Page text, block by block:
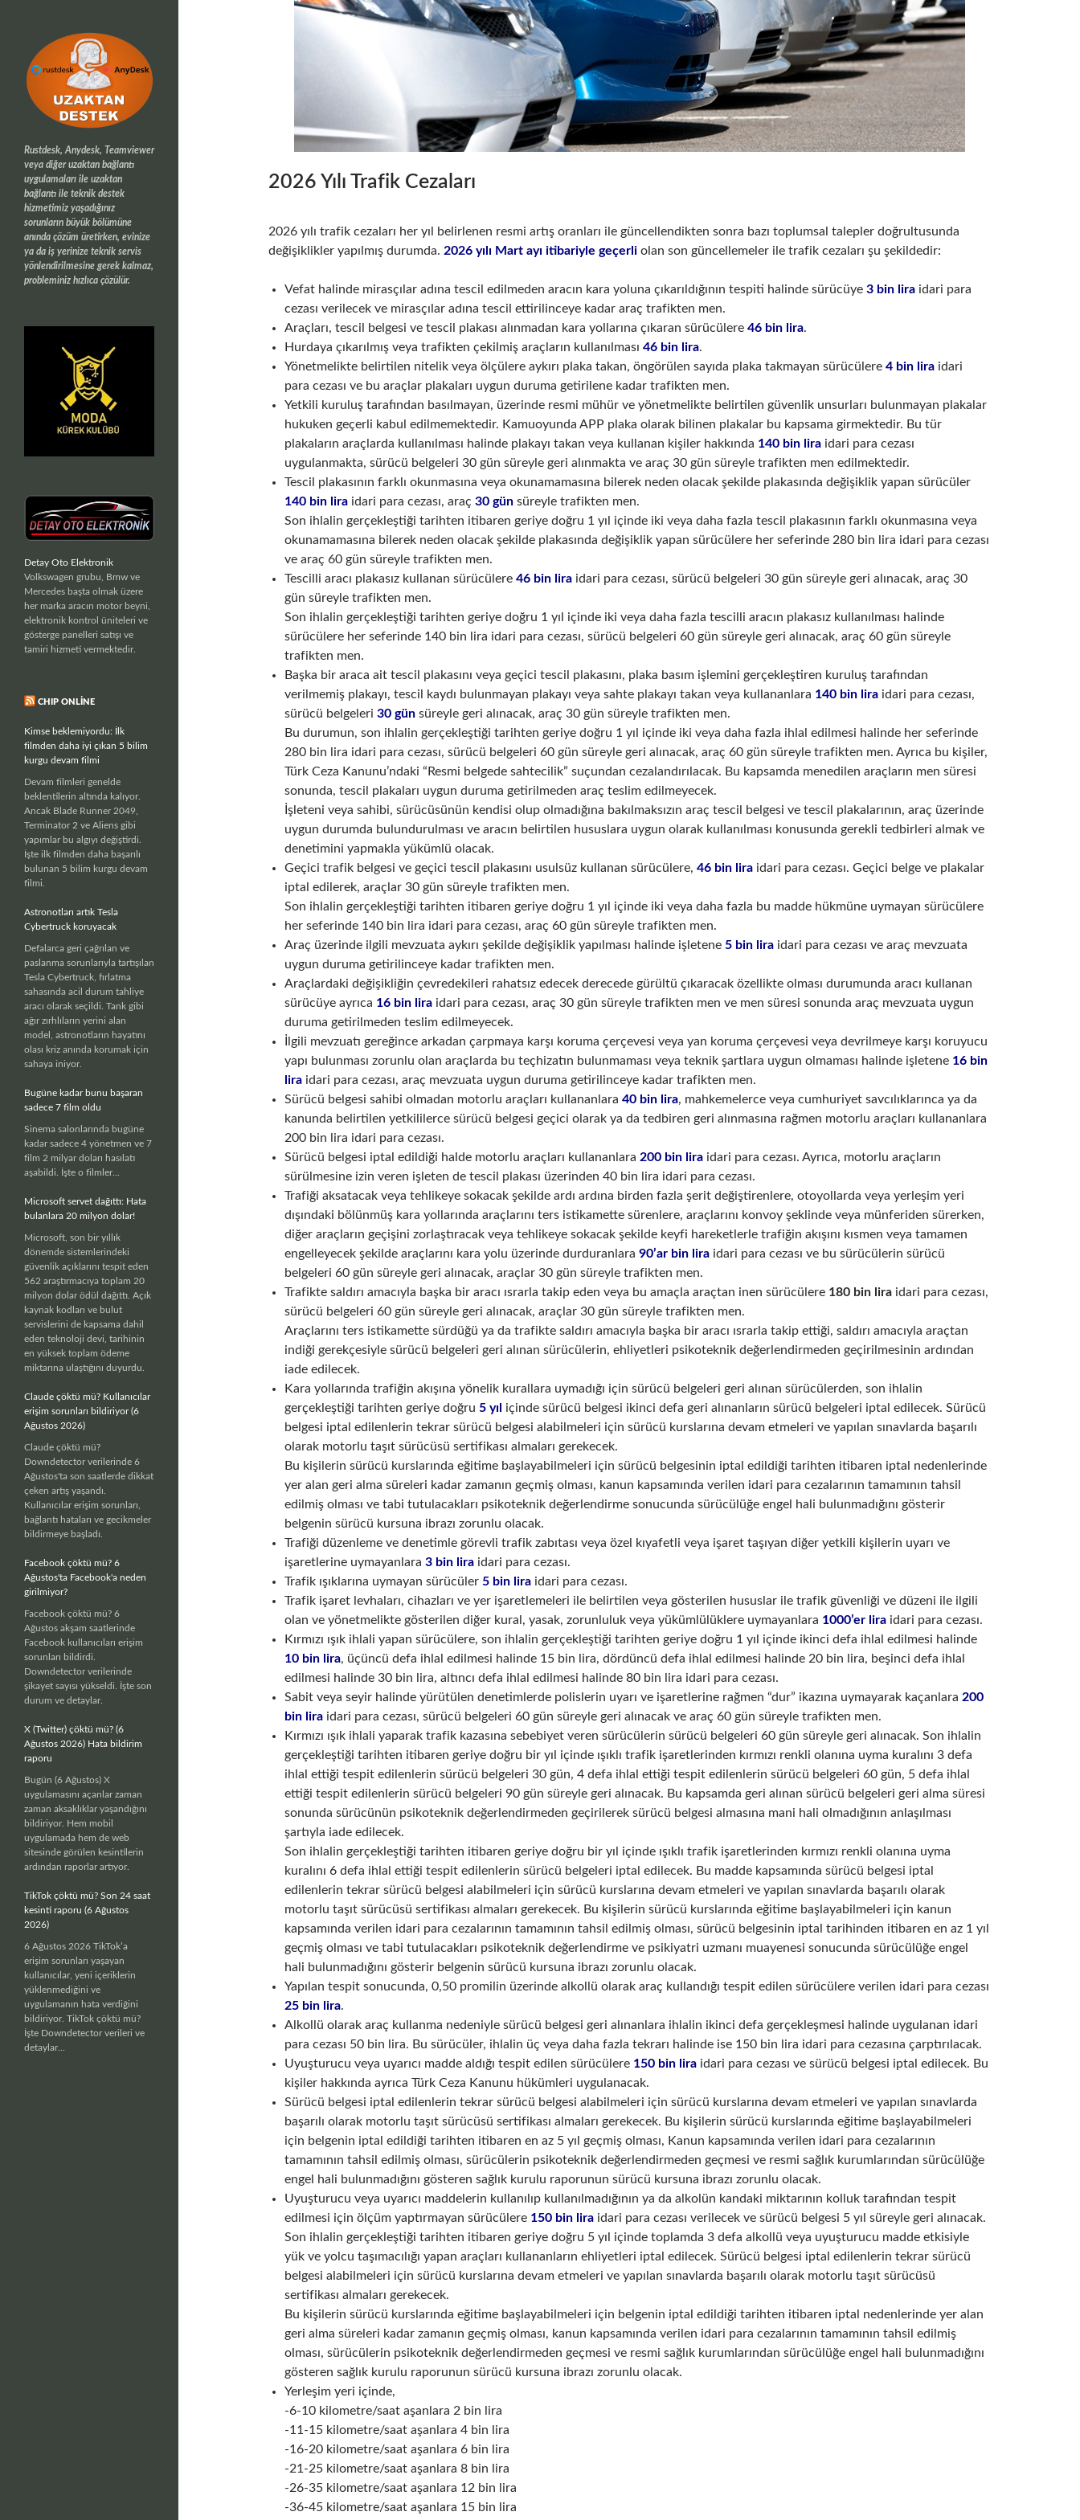
2026 Yılı Trafik Cezaları
2026 yılı trafik cezaları her yıl belirlenen resmi artış oranları ile güncellendikten sonra bazı toplumsal talepler doğrultusunda
değişiklikler yapılmış durumda. 2026 yılı Mart ayı itibariyle geçerli olan son güncellemeler ile trafik cezaları şu şekildedir:
Vefat halinde mirasçılar adına tescil edilmeden aracın kara yoluna çıkarıldığının tespiti halinde sürücüye3 bin lira idari para
cezası verilecek ve mirasçılar adına tescil ettirilinceye kadar araç trafikten men.
Araçları, tescil belgesi ve tescil plakası alınmadan kara yollarına çıkaran sürücülere46 bin lira.
Hurdaya çıkarılmış veya trafikten çekilmiş araçların kullanılması46 bin lira.
Yönetmelikte belirtilen nitelik veya ölçülere aykırı plaka takan, öngörülen sayıda plaka takmayan sürücülere4 bin lira idari
para cezası ve bu araçlar plakaları uygun duruma getirilene kadar trafikten men.
Yetkili kuruluş tarafından basılmayan, üzerinde resmi mühür ve yönetmelikte belirtilen güvenlik unsurları bulunmayan plakalar
hukuken geçerli kabul edilmemektedir. Kamuoyunda APP plaka olarak bilinen plakalar bu kapsama girmektedir. Bu tür
plakaların araçlarda kullanılması halinde plakayı takan veya kullanan kişiler hakkında 140 bin lira idari para cezası
uygulanmakta, sürücü belgeleri 30 gün süreyle geri alınmakta ve araç 30 gün süreyle trafikten men edilmektedir.
Tescil plakasının farklı okunmasına veya okunamamasına bilerek neden olacak şekilde plakasında değişiklik yapan sürücüler
140 bin lira idari para cezası, araç30 gün süreyle trafikten men.
Son ihlalin gerçekleştiği tarihten itibaren geriye doğru 1 yıl içinde iki veya daha fazla tescil plakasının farklı okunmasına veya
okunamamasına bilerek neden olacak şekilde plakasında değişiklik yapan sürücülere her seferinde 280 bin lira idari para cezası
ve araç 60 gün süreyle trafikten men.
Tescilli aracı plakasız kullanan sürücülere46 bin lira idari para cezası, sürücü belgeleri 30 gün süreyle geri alınacak, araç 30
gün süreyle trafikten men.
Son ihlalin gerçekleştiği tarihten geriye doğru 1 yıl içinde iki veya daha fazla tescilli aracın plakasız kullanılması halinde
sürücülere her seferinde 140 bin lira idari para cezası, sürücü belgeleri 60 gün süreyle geri alınacak, araç 60 gün süreyle
trafikten men.
Başka bir araca ait tescil plakasını veya geçici tescil plakasını, plaka basım işlemini gerçekleştiren kuruluş tarafından
verilmemiş plakayı, tescil kaydı bulunmayan plakayı veya sahte plakayı takan veya kullananlara 140 bin lira idari para cezası,
sürücü belgeleri30 gün süreyle geri alınacak, araç 30 gün süreyle trafikten men.
Bu durumun, son ihlalin gerçekleştiği tarihten geriye doğru 1 yıl içinde iki veya daha fazla ihlal edilmesi halinde her seferinde
280 bin lira idari para cezası, sürücü belgeleri 60 gün süreyle geri alınacak, araç 60 gün süreyle trafikten men. Ayrıca bu kişiler,
Türk Ceza Kanunu’ndaki “Resmi belgede sahtecilik” suçundan cezalandırılacak. Bu kapsamda menedilen araçların men süresi
sonunda, tescil plakaları uygun duruma getirilmeden araç teslim edilmeyecek.
İşleteni veya sahibi, sürücüsünün kendisi olup olmadığına bakılmaksızın araç tescil belgesi ve tescil plakalarının, araç üzerinde
uygun durumda bulundurulması ve aracın belirtilen hususlara uygun olarak kullanılması konusunda gerekli tedbirleri almak ve
denetimini yapmakla yükümlü olacak.
Geçici trafik belgesi ve geçici tescil plakasını usulsüz kullanan sürücülere,46 bin lira idari para cezası. Geçici belge ve plakalar
iptal edilerek, araçlar 30 gün süreyle trafikten men.
Son ihlalin gerçekleştiği tarihten itibaren geriye doğru 1 yıl içinde iki veya daha fazla bu madde hükmüne uymayan sürücülere
her seferinde 140 bin lira idari para cezası, araç 60 gün süreyle trafikten men.
Araç üzerinde ilgili mevzuata aykırı şekilde değişiklik yapılması halinde işletene 5 bin lira idari para cezası ve araç mevzuata
uygun duruma getirilinceye kadar trafikten men.
Araçlardaki değişikliğin çevredekileri rahatsız edecek derecede gürültü çıkaracak özellikte olması durumunda aracı kullanan
sürücüye ayrıca 16 bin lira idari para cezası, araç 30 gün süreyle trafikten men ve men süresi sonunda araç mevzuata uygun
duruma getirilmeden teslim edilmeyecek.
İlgili mevzuatı gereğince arkadan çarpmaya karşı koruma çerçevesi veya yan koruma çerçevesi veya devrilmeye karşı koruyucu
yapı bulunması zorunlu olan araçlarda bu teçhizatın bulunmaması veya teknik şartlara uygun olmaması halinde işletene 16 bin
lira idari para cezası, araç mevzuata uygun duruma getirilinceye kadar trafikten men.
Sürücü belgesi sahibi olmadan motorlu araçları kullananlara40 bin lira, mahkemelerce veya cumhuriyet savcılıklarınca ya da
kanunda belirtilen yetkililerce sürücü belgesi geçici olarak ya da tedbiren geri alınmasına rağmen motorlu araçları kullananlara
200 bin lira idari para cezası.
Sürücü belgesi iptal edildiği halde motorlu araçları kullananlara 200 bin lira idari para cezası. Ayrıca, motorlu araçların
sürülmesine izin veren işleten de tescil plakası üzerinden 40 bin lira idari para cezası.
Trafiği aksatacak veya tehlikeye sokacak şekilde ardı ardına birden fazla şerit değiştirenlere, otoyollarda veya yerleşim yeri
dışındaki bölünmüş kara yollarında araçlarını ters istikamette sürenlere, araçlarını konvoy şeklinde veya münferiden sürerken,
diğer araçların geçişini zorlaştıracak veya tehlikeye sokacak şekilde keyfi hareketlerle trafiğin akışını kısmen veya tamamen
engelleyecek şekilde araçlarını kara yolu üzerinde durduranlara90’ar bin lira idari para cezası ve bu sürücülerin sürücü
belgeleri 60 gün süreyle geri alınacak, araçlar 30 gün süreyle trafikten men.
Trafikte saldırı amacıyla başka bir aracı ısrarla takip eden veya bu amaçla araçtan inen sürücülere 180 bin lira idari para cezası,
sürücü belgeleri 60 gün süreyle geri alınacak, araçlar 30 gün süreyle trafikten men.
Araçlarını ters istikamette sürdüğü ya da trafikte saldırı amacıyla başka bir aracı ısrarla takip ettiği, saldırı amacıyla araçtan
indiği gerekçesiyle sürücü belgeleri geri alınan sürücülerin, ehliyetleri psikoteknik değerlendirmeden geçirilmesinin ardından
iade edilecek.
Kara yollarında trafiğin akışına yönelik kurallara uymadığı için sürücü belgeleri geri alınan sürücülerden, son ihlalin
gerçekleştiği tarihten geriye doğru 5 yıl
içinde sürücü belgesi ikinci defa geri alınanların sürücü belgeleri iptal edilecek. Sürücü
belgesi iptal edilenlerin tekrar sürücü belgesi alabilmeleri için sürücü kurslarına devam etmeleri ve yapılan sınavlarda başarılı
olarak motorlu taşıt sürücüsü sertifikası almaları gerekecek.
Bu kişilerin sürücü kurslarında eğitime başlayabilmeleri için sürücü belgesinin iptal edildiği tarihten itibaren iptal nedenlerinde
yer alan geri alma süreleri kadar zamanın geçmiş olması, kanun kapsamında verilen idari para cezalarının tamamının tahsil
edilmiş olması ve tabi tutulacakları psikoteknik değerlendirme sonucunda sürücülüğe engel hali bulunmadığını gösterir
belgenin sürücü kursuna ibrazı zorunlu olacak.
Trafiği düzenleme ve denetimle görevli trafik zabıtası veya özel kıyafetli veya işaret taşıyan diğer yetkili kişilerin uyarı ve
işaretlerine uymayanlara3 bin lira idari para cezası.
Trafik ışıklarına uymayan sürücüler 5 bin lira idari para cezası.
Trafik işaret levhaları, cihazları ve yer işaretlemeleri ile belirtilen veya gösterilen hususlar ile trafik güvenliği ve düzeni ile ilgili
olan ve yönetmelikte gösterilen diğer kural, yasak, zorunluluk veya yükümlülüklere uymayanlara 1000’er lira idari para cezası.
Kırmızı ışık ihlali yapan sürücülere, son ihlalin gerçekleştiği tarihten geriye doğru 1 yıl içinde ikinci defa ihlal edilmesi halinde
10 bin lira, üçüncü defa ihlal edilmesi halinde 15 bin lira, dördüncü defa ihlal edilmesi halinde 20 bin lira, beşinci defa ihlal
edilmesi halinde 30 bin lira, altıncı defa ihlal edilmesi halinde 80 bin lira idari para cezası.
Sabit veya seyir halinde yürütülen denetimlerde polislerin uyarı ve işaretlerine rağmen “dur” ikazına uymayarak kaçanlara 200
bin lira idari para cezası, sürücü belgeleri 60 gün süreyle geri alınacak ve araç 60 gün süreyle trafikten men.
Kırmızı ışık ihlali yaparak trafik kazasına sebebiyet veren sürücülerin sürücü belgeleri 60 gün süreyle geri alınacak. Son ihlalin
gerçekleştiği tarihten itibaren geriye doğru bir yıl içinde ışıklı trafik işaretlerinden kırmızı renkli olanına uyma kuralını 3 defa
ihlal ettiği tespit edilenlerin sürücü belgeleri 30 gün, 4 defa ihlal ettiği tespit edilenlerin sürücü belgeleri 60 gün, 5 defa ihlal
ettiği tespit edilenlerin sürücü belgeleri 90 gün süreyle geri alınacak. Bu kapsamda geri alınan sürücü belgeleri geri alma süresi
sonunda sürücünün psikoteknik değerlendirmeden geçirilerek sürücü belgesi almasına mani hali olmadığının anlaşılması
şartıyla iade edilecek.
Son ihlalin gerçekleştiği tarihten itibaren geriye doğru bir yıl içinde ışıklı trafik işaretlerinden kırmızı renkli olanına uyma
kuralını 6 defa ihlal ettiği tespit edilenlerin sürücü belgeleri iptal edilecek. Bu madde kapsamında sürücü belgesi iptal
edilenlerin tekrar sürücü belgesi alabilmeleri için sürücü kurslarına devam etmeleri ve yapılan sınavlarda başarılı olarak
motorlu taşıt sürücüsü sertifikası almaları gerekecek. Bu kişilerin sürücü kurslarında eğitime başlayabilmeleri için kanun
kapsamında verilen idari para cezalarının tamamının tahsil edilmiş olması, sürücü belgesinin iptal tarihinden itibaren en az 1 yıl
geçmiş olması ve tabi tutulacakları psikoteknik değerlendirme ve psikiyatri uzmanı muayenesi sonucunda sürücülüğe engel
hali bulunmadığını gösterir belgenin sürücü kursuna ibrazı zorunlu olacak.
Yapılan tespit sonucunda, 0,50 promilin üzerinde alkollü olarak araç kullandığı tespit edilen sürücülere verilen idari para cezası
25 bin lira.
Alkollü olarak araç kullanma nedeniyle sürücü belgesi geri alınanlara ihlalin ikinci defa gerçekleşmesi halinde uygulanan idari
para cezası 50 bin lira. Bu sürücüler, ihlalin üç veya daha fazla tekrarı halinde ise 150 bin lira idari para cezasına çarptırılacak.
Uyuşturucu veya uyarıcı madde aldığı tespit edilen sürücülere 150 bin lira idari para cezası ve sürücü belgesi iptal edilecek. Bu
kişiler hakkında ayrıca Türk Ceza Kanunu hükümleri uygulanacak.
Sürücü belgesi iptal edilenlerin tekrar sürücü belgesi alabilmeleri için sürücü kurslarına devam etmeleri ve yapılan sınavlarda
başarılı olarak motorlu taşıt sürücüsü sertifikası almaları gerekecek. Bu kişilerin sürücü kurslarında eğitime başlayabilmeleri
için belgenin iptal edildiği tarihten itibaren en az 5 yıl geçmiş olması, Kanun kapsamında verilen idari para cezalarının
tamamının tahsil edilmiş olması, sürücülerin psikoteknik değerlendirmeden geçmesi ve resmi sağlık kurumlarından sürücülüğe
engel hali bulunmadığını gösteren sağlık kurulu raporunun sürücü kursuna ibrazı zorunlu olacak.
Uyuşturucu veya uyarıcı maddelerin kullanılıp kullanılmadığının ya da alkolün kandaki miktarının kolluk tarafından tespit
edilmesi için ölçüm yaptırmayan sürücülere 150 bin lira idari para cezası verilecek ve sürücü belgesi 5 yıl süreyle geri alınacak.
Son ihlalin gerçekleştiği tarihten itibaren geriye doğru 5 yıl içinde toplamda 3 defa alkollü veya uyuşturucu madde etkisiyle
yük ve yolcu taşımacılığı yapan araçları kullananların ehliyetleri iptal edilecek. Sürücü belgesi iptal edilenlerin tekrar sürücü
belgesi alabilmeleri için sürücü kurslarına devam etmeleri ve yapılan sınavlarda başarılı olarak motorlu taşıt sürücüsü
sertifikası almaları gerekecek.
Bu kişilerin sürücü kurslarında eğitime başlayabilmeleri için belgenin iptal edildiği tarihten itibaren iptal nedenlerinde yer alan
geri alma süreleri kadar zamanın geçmiş olması, kanun kapsamında verilen idari para cezalarının tamamının tahsil edilmiş
olması, sürücülerin psikoteknik değerlendirmeden geçmesi ve resmi sağlık kurumlarından sürücülüğe engel hali bulunmadığını
gösteren sağlık kurulu raporunun sürücü kursuna ibrazı zorunlu olacak.
Yerleşim yeri içinde,
-6-10 kilometre/saat aşanlara 2 bin lira
-11-15 kilometre/saat aşanlara 4 bin lira
-16-20 kilometre/saat aşanlara 6 bin lira
-21-25 kilometre/saat aşanlara 8 bin lira
-26-35 kilometre/saat aşanlara 12 bin lira
-36-45 kilometre/saat aşanlara 15 bin lira
Rustdesk, Anydesk, Teamviewer
veya diğer uzaktan bağlantı
uygulamaları ile uzaktan
bağlantı ile teknik destek
hizmetimiz yaşadığınız
sorunların büyük bölümüne
anında çözüm üretirken, evinize
ya da iş yerinize teknik servis
yönlendirilmesine gerek kalmaz,
probleminiz hızlıca çözülür.
Detay Oto Elektronik
Volkswagen grubu, Bmw ve
Mercedes başta olmak üzere
her marka aracın motor beyni,
elektronik kontrol üniteleri ve
gösterge panelleri satışı ve
tamiri hizmeti vermektedir.
CHIP ONLINE
Kimse beklemiyordu: İlk
filmden daha iyi çıkan 5 bilim
kurgu devam filmi
Devam filmleri genelde
beklentilerin altında kalıyor.
Ancak Blade Runner 2049,
Terminator 2 ve Aliens gibi
yapımlar bu algıyı değiştirdi.
İşte ilk filmden daha başarılı
bulunan 5 bilim kurgu devam
filmi.
Astronotları artık Tesla
Cybertruck koruyacak
Defalarca geri çağrılan ve
paslanma sorunlarıyla tartışılan
Tesla Cybertruck, fırlatma
sahasında acil durum tahliye
aracı olarak seçildi. Tank gibi
ağır zırhlıların yerini alan
model, astronotların hayatını
olası kriz anında korumak için
sahaya iniyor.
Bugüne kadar bunu başaran
sadece 7 film oldu
Sinema salonlarında bugüne
kadar sadece 4 yönetmen ve 7
film 2 milyar doları hasılatı
aşabildi. İşte o filmler...
Microsoft servet dağıttı: Hata
bulanlara 20 milyon dolar!
Microsoft, son bir yıllık
dönemde sistemlerindeki
güvenlik açıklarını tespit eden
562 araştırmacıya toplam 20
milyon dolar ödül dağıttı. Açık
kaynak kodları ve bulut
servislerini de kapsama dahil
eden teknoloji devi, tarihinin
en yüksek toplam ödeme
miktarına ulaştığını duyurdu.
Claude çöktü mü? Kullanıcılar
erişim sorunları bildiriyor (6
Ağustos 2026)
Claude çöktü mü?
Downdetector verilerinde 6
Ağustos'ta son saatlerde dikkat
çeken artış yaşandı.
Kullanıcılar erişim sorunları,
bağlantı hataları ve gecikmeler
bildirmeye başladı.
Facebook çöktü mü? 6
Ağustos'ta Facebook'a neden
girilmiyor?
Facebook çöktü mü? 6
Ağustos akşam saatlerinde
Facebook kullanıcıları erişim
sorunları bildirdi.
Downdetector verilerinde
şikayet sayısı yükseldi. İşte son
durum ve detaylar.
X (Twitter) çöktü mü? (6
Ağustos 2026) Hata bildirim
raporu
Bugün (6 Ağustos) X
uygulamasını açanlar zaman
zaman aksaklıklar yaşandığını
bildiriyor. Hem mobil
uygulamada hem de web
sitesinde görülen kesintilerin
ardından raporlar artıyor.
TikTok çöktü mü? Son 24 saat
kesinti raporu (6 Ağustos
2026)
6 Ağustos 2026 TikTok’a
erişim sorunları yaşayan
kullanıcılar, yeni içeriklerin
yüklenmediğini ve
uygulamanın hata verdiğini
bildiriyor. TikTok çöktü mü?
İşte Downdetector verileri ve
detaylar...